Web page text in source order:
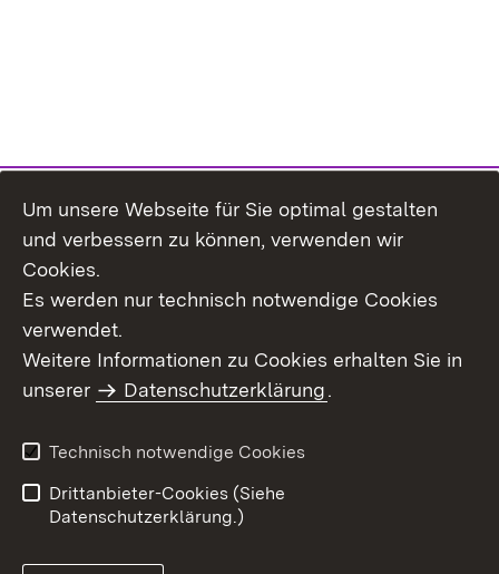
Themenübersicht
Barrierefreiheit
Um unsere Webseite für Sie optimal gestalten
und verbessern zu können, verwenden wir
Cookies.
Es werden nur technisch notwendige Cookies
verwendet.
Weitere Informationen zu Cookies erhalten Sie in
unserer
Datenschutzerklärung.
Technisch notwendige Cookies
Drittanbieter-Cookies (Siehe
Datenschutzerklärung.)